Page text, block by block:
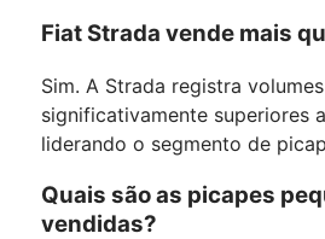
Fiat Strada vende mais
Sim. A Strada registra
significativamente superiores
liderando o segmento de
Quais são as picapes
vendidas?